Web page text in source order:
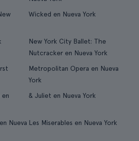
Wicked en Nueva York
New York City Ballet: The
Nutcracker en Nueva York
Metropolitan Opera en Nueva
York
en
& Juliet en Nueva York
Nueva Les Miserables en Nueva York